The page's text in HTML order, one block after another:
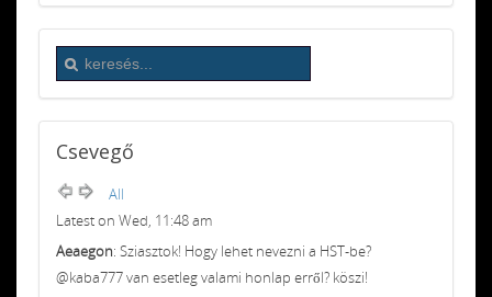
Csevegő
All
Latest on Wed, 11:48 am
Aeaegon: Sziasztok! Hogy lehet nevezni a HST-be?
@kaba777 van esetleg valami honlap erről? köszi!